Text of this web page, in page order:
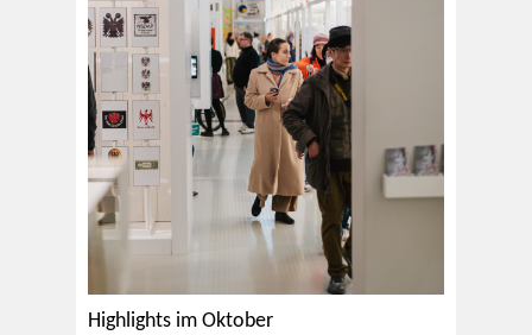
Highlights im Oktober